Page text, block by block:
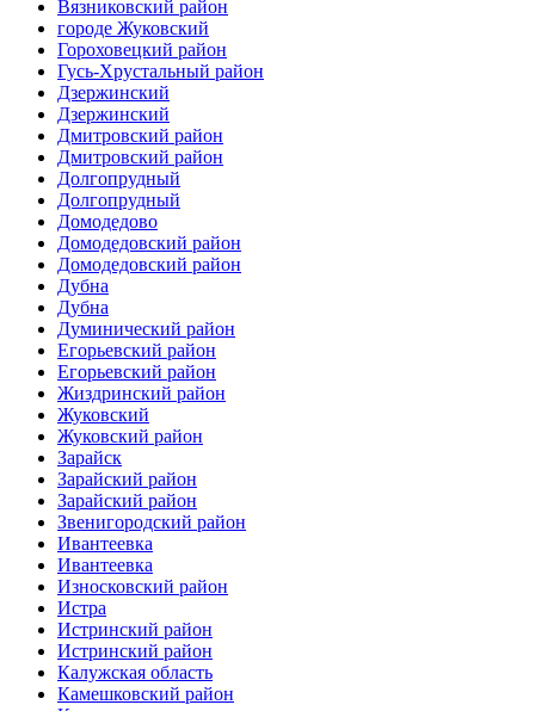
Вязниковский район
городе Жуковский
Гороховецкий район
Гусь-Хрустальный район
Дзержинский
Дзержинский
Дмитровский район
Дмитровский район
Долгопрудный
Долгопрудный
Домодедово
Домодедовский район
Домодедовский район
Дубна
Дубна
Думинический район
Егорьевский район
Егорьевский район
Жиздринский район
Жуковский
Жуковский район
Зарайск
Зарайский район
Зарайский район
Звенигородский район
Ивантеевка
Ивантеевка
Износковский район
Истра
Истринский район
Истринский район
Калужская область
Камешковский район